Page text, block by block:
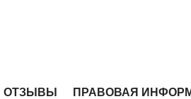
ОТЗЫВЫ ПРАВОВАЯ